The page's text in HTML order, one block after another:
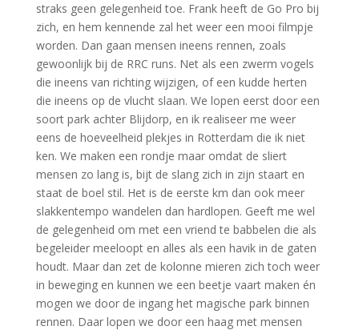
straks geen gelegenheid toe. Frank heeft de Go Pro bij
zich, en hem kennende zal het weer een mooi filmpje
worden. Dan gaan mensen ineens rennen, zoals
gewoonlijk bij de RRC runs. Net als een zwerm vogels
die ineens van richting wijzigen, of een kudde herten
die ineens op de vlucht slaan. We lopen eerst door een
soort park achter Blijdorp, en ik realiseer me weer
eens de hoeveelheid plekjes in Rotterdam die ik niet
ken. We maken een rondje maar omdat de sliert
mensen zo lang is, bijt de slang zich in zijn staart en
staat de boel stil. Het is de eerste km dan ook meer
slakkentempo wandelen dan hardlopen. Geeft me wel
de gelegenheid om met een vriend te babbelen die als
begeleider meeloopt en alles als een havik in de gaten
houdt. Maar dan zet de kolonne mieren zich toch weer
in beweging en kunnen we een beetje vaart maken én
mogen we door de ingang het magische park binnen
rennen. Daar lopen we door een haag met mensen